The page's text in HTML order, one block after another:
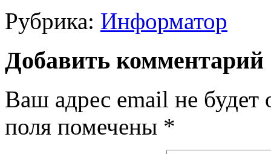
Рубрика: Информатор
Добавить комментарий
Ваш адрес email не будет
поля помечены *